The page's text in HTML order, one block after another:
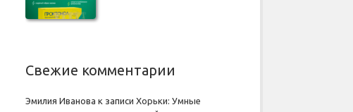
Свежие комментарии
Эмилия Иванова к записи Хорьки: Умные